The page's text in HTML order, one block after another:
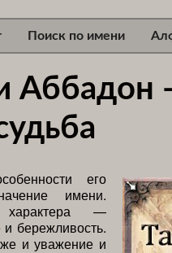
Поиск по имени
Аббадон
его
имени.
—
и бережливость.
и уважение и